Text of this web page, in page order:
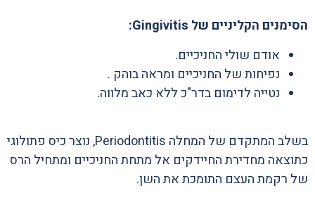
הסימנים הקליניים של Gingivitis:
אודם שולי החניכיים.
נפיחות של החניכיים ומראה בוהק .
נטייה לדימום בדר"כ ללא כאב מלווה.
בשלב המתקדם של המחלה Periodontitis, נוצר כיס פתולוגי
כתוצאה מחדירת החיידקים אל מתחת החניכיים ומתחיל הרס
של רקמת העצם התומכת את השן.